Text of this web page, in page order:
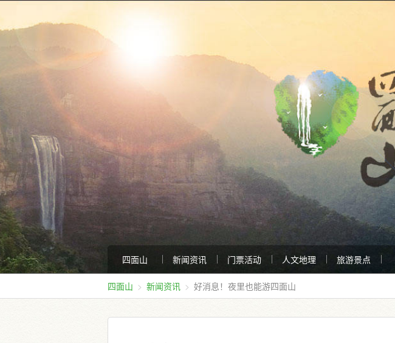
四面山 新闻资讯 门票活动 人文地理 旅游景点
四面山 新闻资讯 好消息！夜里也能游四面山